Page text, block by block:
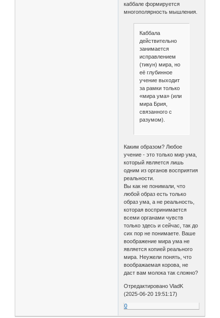
каббале формируется
многополярность мышления.
Каббала
действительно
занимается
исправлением
(тикун) мира, но
её глубинное
учение выходит
за рамки только
«мира ума» (или
мира Брия,
связанного с
разумом).
Каким образом? Любое
учение - это только мир ума,
который является лишь
одним из органов восприятия
реальности.
Вы как не понимали, что
любой образ есть только
образ ума, а не реальность,
которая воспринимается
всеми органами чувств
только здесь и сейчас, так до
сих пор не понимаете. Ваше
воображение мира ума не
является копией реального
мира. Неужели понять, что
воображаемая корова, не
даст вам молока так сложно?
Отредактировано VladK
(2025-06-20 19:51:17)
0